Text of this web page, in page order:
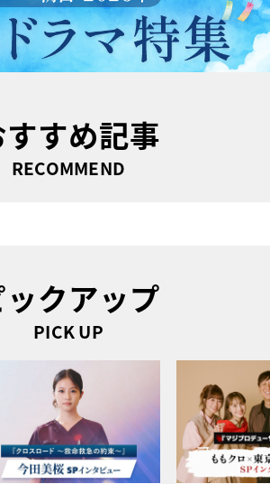
すめ記事
RECOMMEND
ックアップ
PICK UP